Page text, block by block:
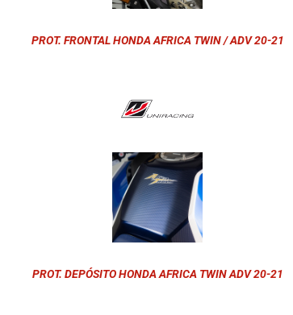
PROT. FRONTAL HONDA AFRICA TWIN / ADV 20-21
PROT. DEPÓSITO HONDA AFRICA TWIN ADV 20-21